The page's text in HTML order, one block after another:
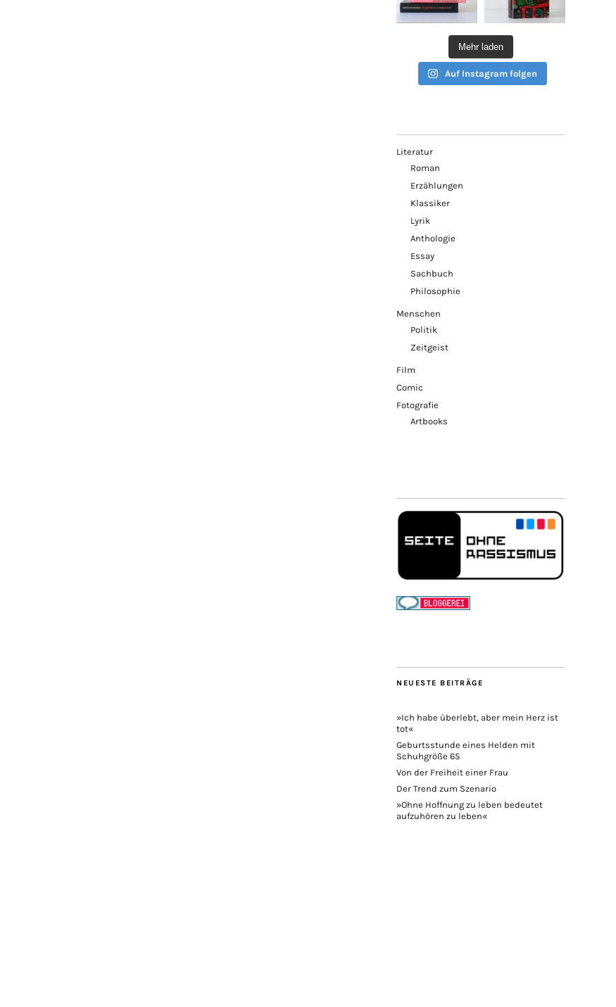
Mehr laden
Auf Instagram folgen
Literatur
Roman
Erzählungen
Klassiker
Lyrik
Anthologie
Essay
Sachbuch
Philosophie
Menschen
Politik
Zeitgeist
Film
Comic
Fotografie
Artbooks
NEUESTE BEITRÄGE
»Ich habe überlebt, aber mein Herz ist
tot«
Geburtsstunde eines Helden mit
Schuhgröße 65
Von der Freiheit einer Frau
Der Trend zum Szenario
»Ohne Hoffnung zu leben bedeutet
aufzuhören zu leben«